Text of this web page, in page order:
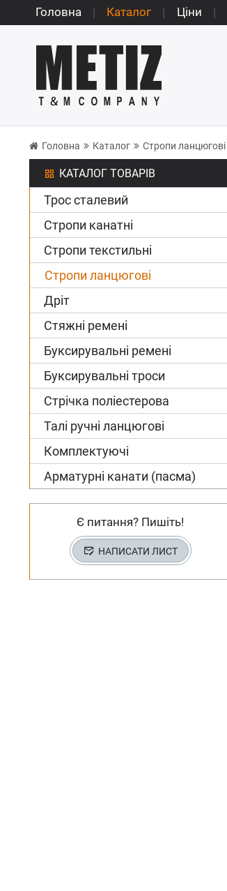
Головна Каталог Ціни
Головна Каталог Стропи ланцюгові
КАТАЛОГ ТОВАРІВ
Трос сталевий
Стропи канатні
Стропи текстильні
Стропи ланцюгові
Дріт
Стяжні ремені
Буксирувальні ремені
Буксирувальні троси
Стрічка поліестерова
Талі ручні ланцюгові
Комплектуючі
Арматурні канати (пасма)
Є питання? Пишіть!
НАПИСАТИ ЛИСТ